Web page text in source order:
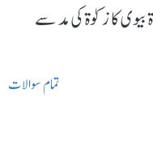
کا زکوٰۃ کی مد سے
تمام سوالات